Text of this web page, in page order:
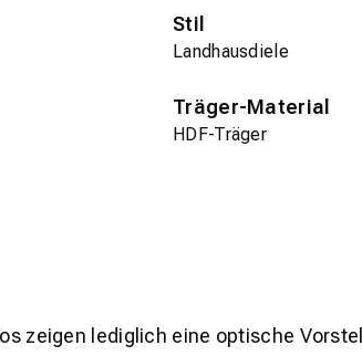
Stil
Landhausdiele
Träger-Material
HDF-Träger
zeigen lediglich eine optische